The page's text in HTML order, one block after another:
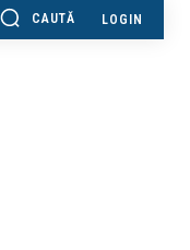
CAUTĂ LOGIN